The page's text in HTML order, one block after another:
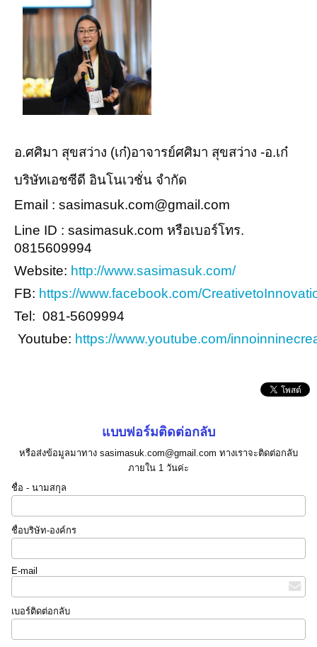
อ.ศศิมา สุขสว่าง (เก๋)อาจารย์ศศิมา สุขสว่าง -อ.เก๋
บริษัทเอชซีดี อินโนเวชั่น จำกัด
Email : sasimasuk.com@gmail.com
Line ID : sasimasuk.com หรือเบอร์โทร.
0815609994
Website: http://www.sasimasuk.com/
FB: https://www.facebook.com/
Tel: 081-5609994
Youtube: https://www.youtube.com/
แบบฟอร์มติดต่อกลับ
หรือส่งข้อมูลมาทาง sasimasuk.com@gmail.com ทางเราจะติดต่อกลับ
ภายใน 1 วันค่ะ
ชื่อ - นามสกุล
ชื่อบริษัท-องค์กร
E-mail
เบอร์ติดต่อกลับ